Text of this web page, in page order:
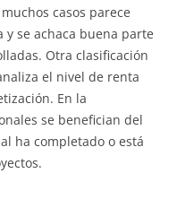
casos parece
se achaca buena parte
Otra clasificación
el nivel de renta
En la
se benefician del
ha completado o está